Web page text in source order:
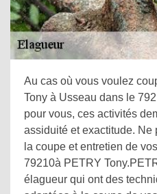
Au cas où vous voulez
Tony à Usseau dans le
pour vous, ces activités
assiduité et exactitude. Ne
la coupe et entretien de
79210à PETRY
élagueur qui ont des